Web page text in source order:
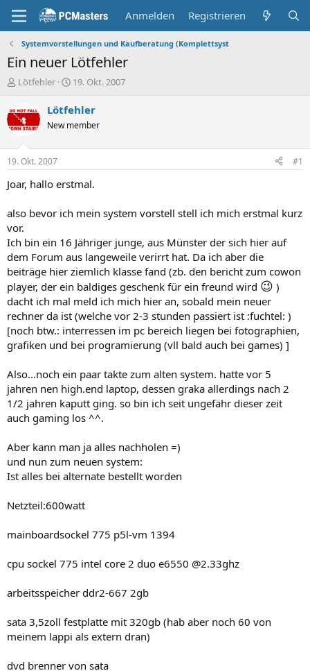
Anmelden Registrieren
Systemvorstellungen und Kaufberatung (Komplettsyst
Ein neuer Lötfehler
E
s
t
e
e
r
Lötfehler
E
s
e
t
a
19. Okt. 2007
Lötfehler
New member
19. Okt. 2007 #1
Joar, hallo erstmal.
also bevor ich mein system vorstell stell ich mich erstmal kurz
vor.
Ich bin ein 16 Jähriger junge, aus Münster der sich hier auf
dem Forum aus langeweile verirrt hat. Da ich aber die
beiträge hier ziemlich klasse fand (zb. den bericht zum cowon
player, der ein baldiges geschenk für ein freund wird 😉 )
dacht ich mal meld ich mich hier an, sobald mein neuer
rechner da ist (welche vor 2-3 stunden passiert ist :fuchtel: )
[noch btw.: interressen im pc bereich liegen bei fotographien,
grafiken und bei programierung (vll bald auch bei games) ]
Also...noch ein paar takte zum alten system. hatte vor 5
jahren nen high.end laptop, dessen graka allerdings nach 2
1/2 jahren kaputt ging. so bin ich seit ungefähr dieser zeit
auch gaming los ^^.
Aber kann man ja alles nachholen =)
und nun zum neuen system:
Ist alles bei alternate bestellt worden
Netzteil:600watt
mainboardsockel 775 p5l-vm 1394
cpu sockel 775 intel core 2 duo e6550 @2.33ghz
arbeitsspeicher ddr2-667 2gb
sata 3,5zoll festplatte mit 320gb (hab aber noch 60 von
meinem lappi als extern dran)
dvd brenner von sata